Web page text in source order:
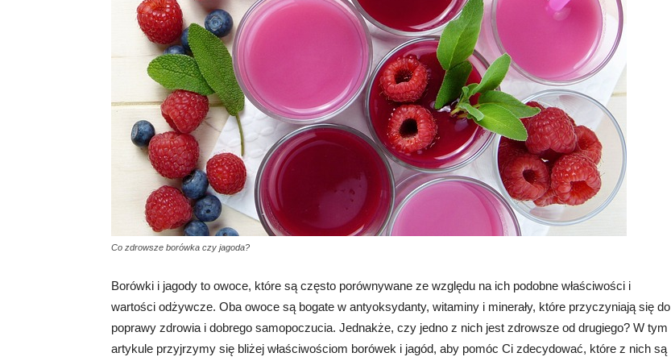
Co zdrowsze borówka czy jagoda?
Borówki i jagody to owoce, które są często porównywane ze względu na ich podobne właściwości i
wartości odżywcze. Oba owoce są bogate w antyoksydanty, witaminy i minerały, które przyczyniają się do
poprawy zdrowia i dobrego samopoczucia. Jednakże, czy jedno z nich jest zdrowsze od drugiego? W tym
artykule przyjrzymy się bliżej właściwościom borówek i jagód, aby pomóc Ci zdecydować, które z nich są